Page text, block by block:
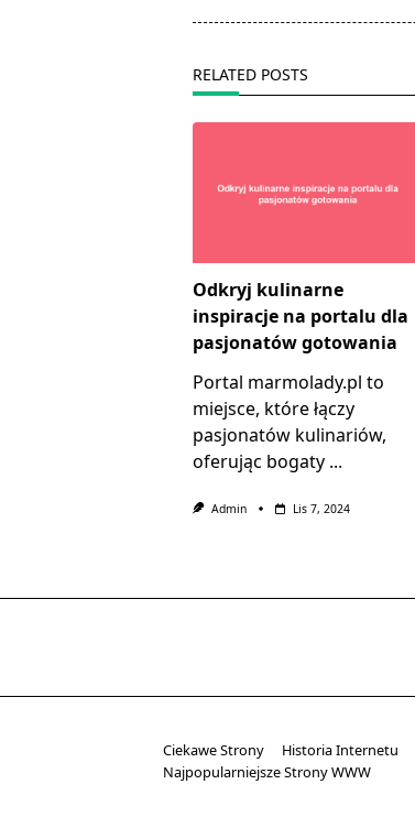
RELATED POSTS
Odkryj kulinarne
inspiracje na portalu dla
pasjonatów gotowania
Portal marmolady.pl to
miejsce, które łączy
pasjonatów kulinariów,
oferując bogaty ...
Admin Lis 7, 2024
Ciekawe Strony Historia Internetu
Najpopularniejsze Strony WWW